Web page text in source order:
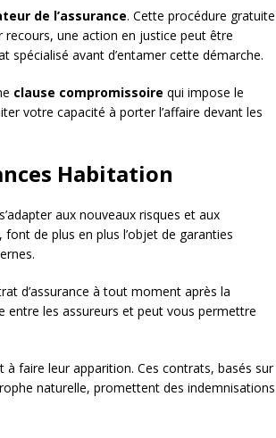
de l’assurance. Cette procédure gratuite
recours, une action en justice peut être
spécialisé avant d’entamer cette démarche.
clause compromissoire qui impose le
votre capacité à porter l’affaire devant les
Habitation
aux nouveaux risques et aux
font de plus en plus l’objet de garanties
d’assurance à tout moment après la
entre les assureurs et peut vous permettre
à faire leur apparition. Ces contrats, basés sur
naturelle, promettent des indemnisations